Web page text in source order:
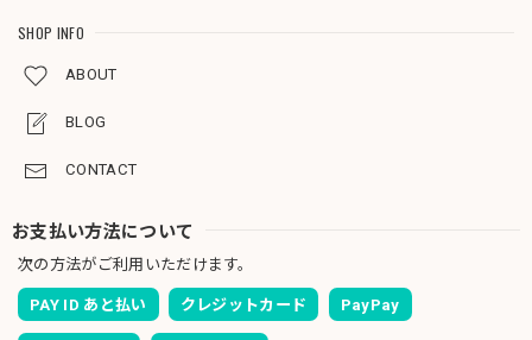
SHOP INFO
ABOUT
BLOG
CONTACT
お支払い方法について
次の方法がご利用いただけます。
PAY ID あと払い クレジットカード PayPay